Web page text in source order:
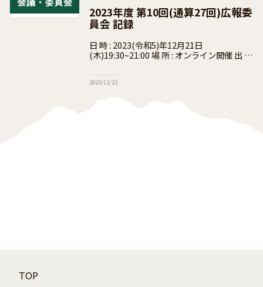
2023年度 第10回(通算27回)広報委
員会 記録
日 時 : 2023(令和5)年12月21日
(木)19:30~21:00 場 所 : オンライン開催 出 席
2023/12/22
TOP